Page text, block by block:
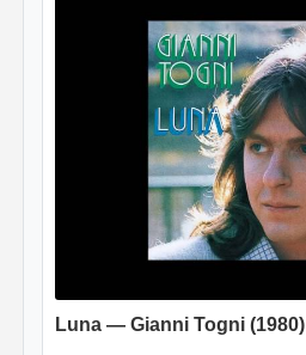
Luna — Gianni Togni (1980)